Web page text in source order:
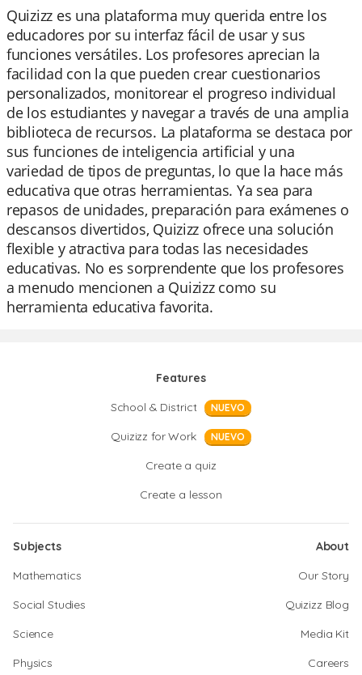
Quizizz es una plataforma muy querida entre los
educadores por su interfaz fácil de usar y sus
funciones versátiles. Los profesores aprecian la
facilidad con la que pueden crear cuestionarios
personalizados, monitorear el progreso individual
de los estudiantes y navegar a través de una amplia
biblioteca de recursos. La plataforma se destaca por
sus funciones de inteligencia artificial y una
variedad de tipos de preguntas, lo que la hace más
educativa que otras herramientas. Ya sea para
repasos de unidades, preparación para exámenes o
descansos divertidos, Quizizz ofrece una solución
flexible y atractiva para todas las necesidades
educativas. No es sorprendente que los profesores
a menudo mencionen a Quizizz como su
herramienta educativa favorita.
Features
School & District
NUEVO
Quizizz for Work NUEVO
Create a quiz
Create a lesson
Subjects
Mathematics
Social Studies
Science
Physics
About
Our Story
Quizizz Blog
Media Kit
Careers